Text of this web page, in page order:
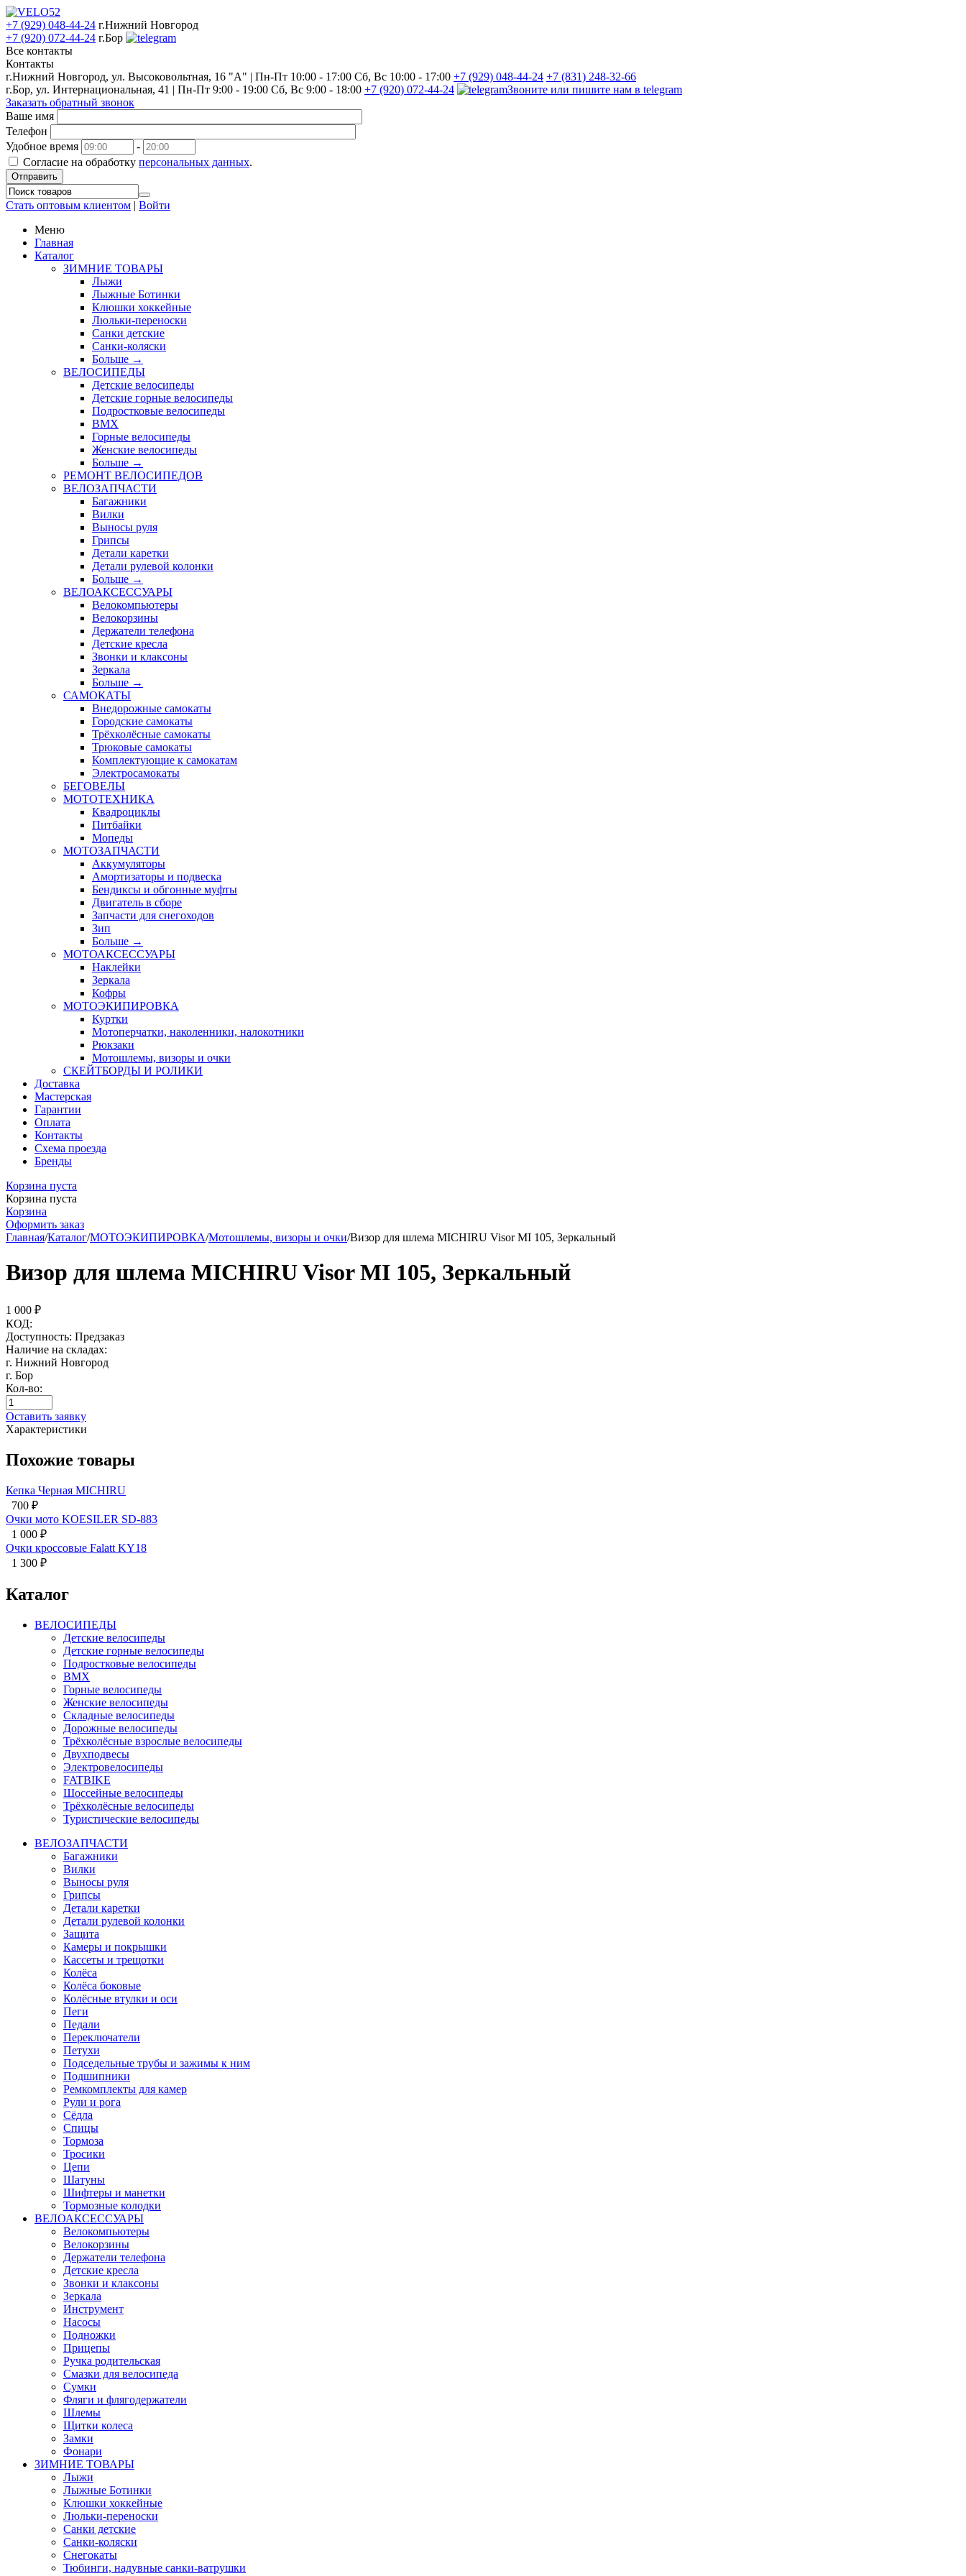
+7 (929) 048-44-24 г.Нижний Новгород
+7 (920) 072-44-24 г.Бор
Все контакты
Контакты
г.Нижний Новгород, ул. Высоковольтная, 16 "А" | Пн-Пт 10:00 - 17:00 Сб, Вс 10:00 - 17:00 +7 (929) 048-44-24 +7 (831) 248-32-66
г.Бор, ул. Интернациональная, 41 | Пн-Пт 9:00 - 19:00 Сб, Вс 9:00 - 18:00 +7 (920) 072-44-24
Звоните или пишите нам в telegram
Заказать обратный звонок
Ваше имя
Телефон
Удобное время
-
Согласие на обработку персональных данных.
Отправить
Стать оптовым клиентом | Войти
Меню
Главная
Каталог
ЗИМНИЕ ТОВАРЫ
Лыжи
Лыжные Ботинки
Клюшки хоккейные
Люльки-переноски
Санки детские
Санки-коляски
Больше →
ВЕЛОСИПЕДЫ
Детские велосипеды
Детские горные велосипеды
Подростковые велосипеды
BMX
Горные велосипеды
Женские велосипеды
Больше →
РЕМОНТ ВЕЛОСИПЕДОВ
ВЕЛОЗАПЧАСТИ
Багажники
Вилки
Выносы руля
Грипсы
Детали каретки
Детали рулевой колонки
Больше →
ВЕЛОАКСЕССУАРЫ
Велокомпьютеры
Велокорзины
Держатели телефона
Детские кресла
Звонки и клаксоны
Зеркала
Больше →
САМОКАТЫ
Внедорожные самокаты
Городские самокаты
Трёхколёсные самокаты
Трюковые самокаты
Комплектующие к самокатам
Электросамокаты
БЕГОВЕЛЫ
МОТОТЕХНИКА
Квадроциклы
Питбайки
Мопеды
МОТОЗАПЧАСТИ
Аккумуляторы
Амортизаторы и подвеска
Бендиксы и обгонные муфты
Двигатель в сборе
Запчасти для снегоходов
Зип
Больше →
МОТОАКСЕССУАРЫ
Наклейки
Зеркала
Кофры
МОТОЭКИПИРОВКА
Куртки
Мотоперчатки, наколенники, налокотники
Рюкзаки
Мотошлемы, визоры и очки
СКЕЙТБОРДЫ И РОЛИКИ
Доставка
Мастерская
Гарантии
Оплата
Контакты
Схема проезда
Бренды
Корзина пуста
Корзина пуста
Корзина
Оформить заказ
Главная/Каталог/МОТОЭКИПИРОВКА/Мотошлемы, визоры и очки/Визор для шлема MICHIRU Visor MI 105, Зеркальный
Визор для шлема MICHIRU Visor MI 105, Зеркальный
1 000 ₽
КОД:
Доступность: Предзаказ
Наличие на складах:
г. Нижний Новгород
г. Бор
Кол-во:
Оставить заявку
Характеристики
Похожие товары
Кепка Черная MICHIRU
700 ₽
Очки мото KOESILER SD-883
1 000 ₽
Очки кроссовые Falatt KY18
1 300 ₽
Каталог
ВЕЛОСИПЕДЫ
Детские велосипеды
Детские горные велосипеды
Подростковые велосипеды
BMX
Горные велосипеды
Женские велосипеды
Складные велосипеды
Дорожные велосипеды
Трёхколёсные взрослые велосипеды
Двухподвесы
Электровелосипеды
FATBIKE
Шоссейные велосипеды
Трёхколёсные велосипеды
Туристические велосипеды
ВЕЛОЗАПЧАСТИ
Багажники
Вилки
Выносы руля
Грипсы
Детали каретки
Детали рулевой колонки
Защита
Камеры и покрышки
Кассеты и трещотки
Колёса
Колёса боковые
Колёсные втулки и оси
Пеги
Педали
Переключатели
Петухи
Подседельные трубы и зажимы к ним
Подшипники
Ремкомплекты для камер
Рули и рога
Сёдла
Спицы
Тормоза
Тросики
Цепи
Шатуны
Шифтеры и манетки
Тормозные колодки
ВЕЛОАКСЕССУАРЫ
Велокомпьютеры
Велокорзины
Держатели телефона
Детские кресла
Звонки и клаксоны
Зеркала
Инструмент
Насосы
Подножки
Прицепы
Ручка родительская
Смазки для велосипеда
Сумки
Фляги и флягодержатели
Шлемы
Щитки колеса
Замки
Фонари
ЗИМНИЕ ТОВАРЫ
Лыжи
Лыжные Ботинки
Клюшки хоккейные
Люльки-переноски
Санки детские
Санки-коляски
Снегокаты
Тюбинги, надувные санки-ватрушки